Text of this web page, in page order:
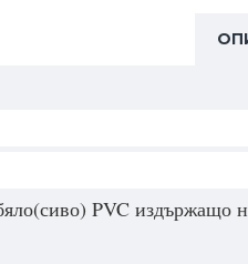
PVC издържащо